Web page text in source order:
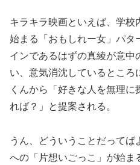
キラキラ映画といえば、学校
始まる「おもしれー女」パタ
インであるはずの真綾が意中
い、意気消沈しているとこ
くんから「好きな人を無理
れば？」と提案される。
うん、どういうことだって
への「片想いごっこ」が始ま